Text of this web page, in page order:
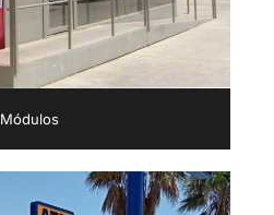
Módulos